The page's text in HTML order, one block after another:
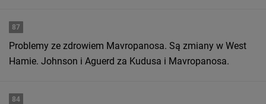
87
Problemy ze zdrowiem Mavropanosa. Są zmiany w West
Hamie. Johnson i Aguerd za Kudusa i Mavropanosa.
84